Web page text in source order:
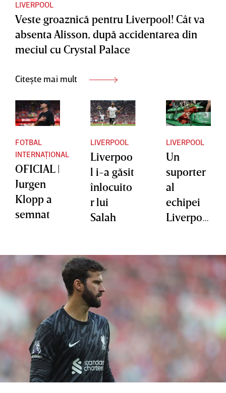
LIVERPOOL
Veste groaznică pentru Liverpool! Cât va
absenta Alisson, după accidentarea din
meciul cu Crystal Palace
Citește mai mult
FOTBAL
INTERNAȚIONAL
OFICIAL |
Jurgen
Klopp a
semnat
LIVERPOOL
Liverpoo
l i-a găsit
înlocuito
r lui
Salah
LIVERPOOL
Un
suporter
al
echipei
Liverpoo
unde se
pentru
meciul
cu Milan